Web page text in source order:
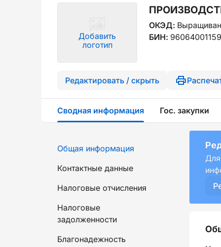
Добавить
логотип
ОКЭД:
БИН:
Редактировать / скрыть
Сводная информация Гос. закупки
Общая информация
Контактные данные
Налоговые отчисления
Налоговые
задолженности
Благонадежность
Для